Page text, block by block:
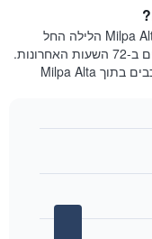
משתמשים מצאו מחירים עבור מלונות בתוך Milpa Alta הלילה החל
מ-₪0, עד ממוצע של ₪4, בהתבסס על חיפושים ב-72 השעות האחרונות.
המחירים מתחילים החל מ-₪0 עבור מלון 4 כוכבים בתוך Milpa Alta